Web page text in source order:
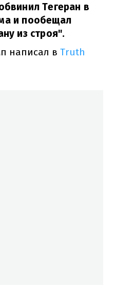
Тегеран в
и пообещал
из строя".
написал в Truth